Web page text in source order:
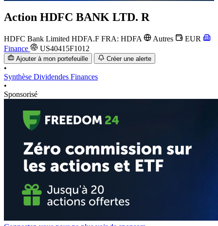
Action HDFC BANK LTD. R
HDFC Bank Limited HDFA.F FRA: HDFA Autres
EUR
Finance
US40415F1012
Ajouter à mon portefeuille Créer une alerte
•
Synthèse Dividendes Finances
•
Sponsorisé